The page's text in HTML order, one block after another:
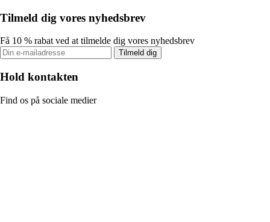
Tilmeld dig vores nyhedsbrev
Få 10 % rabat ved at tilmelde dig vores nyhedsbrev
Tilmeld dig
Hold kontakten
Find os på sociale medier